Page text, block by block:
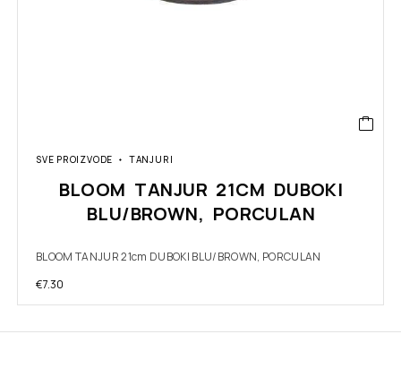
SVE PROIZVODE TANJURI
BLOOM TANJUR 21CM DUBOKI
BLU/BROWN, PORCULAN
BLOOM TANJUR 21cm DUBOKI BLU/BROWN, PORCULAN
€7.30